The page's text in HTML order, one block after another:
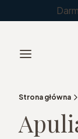
Menu
Strona główna